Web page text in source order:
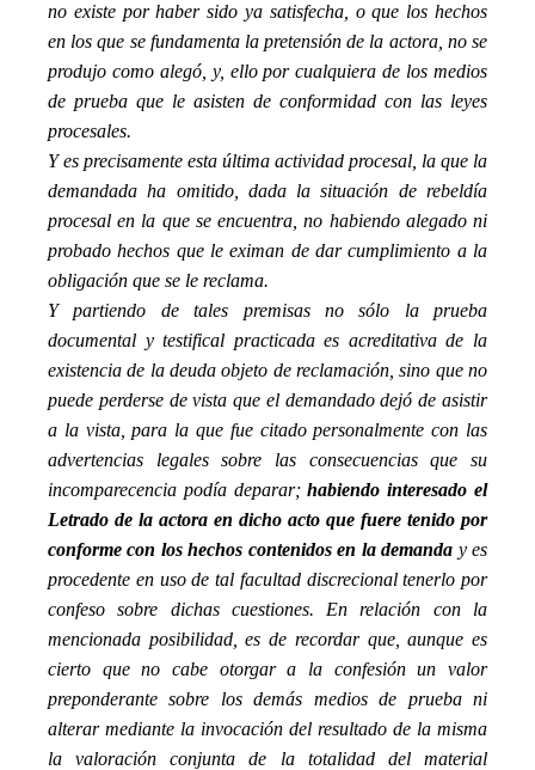
no existe por haber sido ya satisfecha, o que los hechos
en los que se fundamenta la pretensión de la actora, no se
produjo como alegó, y, ello por cualquiera de los medios
de prueba que le asisten de conformidad con las leyes
procesales.
Y es precisamente esta última actividad procesal, la que la
demandada ha omitido, dada la situación de rebeldía
procesal en la que se encuentra, no habiendo alegado ni
probado hechos que le eximan de dar cumplimiento a la
obligación que se le reclama.
Y partiendo de tales premisas no sólo la prueba
documental y testifical practicada es acreditativa de la
existencia de la deuda objeto de reclamación, sino que no
puede perderse de vista que el demandado dejó de asistir
a la vista, para la que fue citado personalmente con las
advertencias legales sobre las consecuencias que su
incomparecencia podía deparar;habiendo interesado el
Letrado de la actora en dicho acto que fuere tenido por
conforme con los hechos contenidos en la demanda y es
procedente en uso de tal facultad discrecional tenerlo por
confeso sobre dichas cuestiones. En relación con la
mencionada posibilidad, es de recordar que, aunque es
cierto que no cabe otorgar a la confesión un valor
preponderante sobre los demás medios de prueba ni
alterar mediante la invocación del resultado de la misma
la valoración conjunta de la totalidad del material